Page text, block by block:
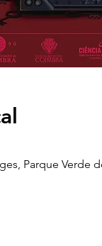
Parque Verde